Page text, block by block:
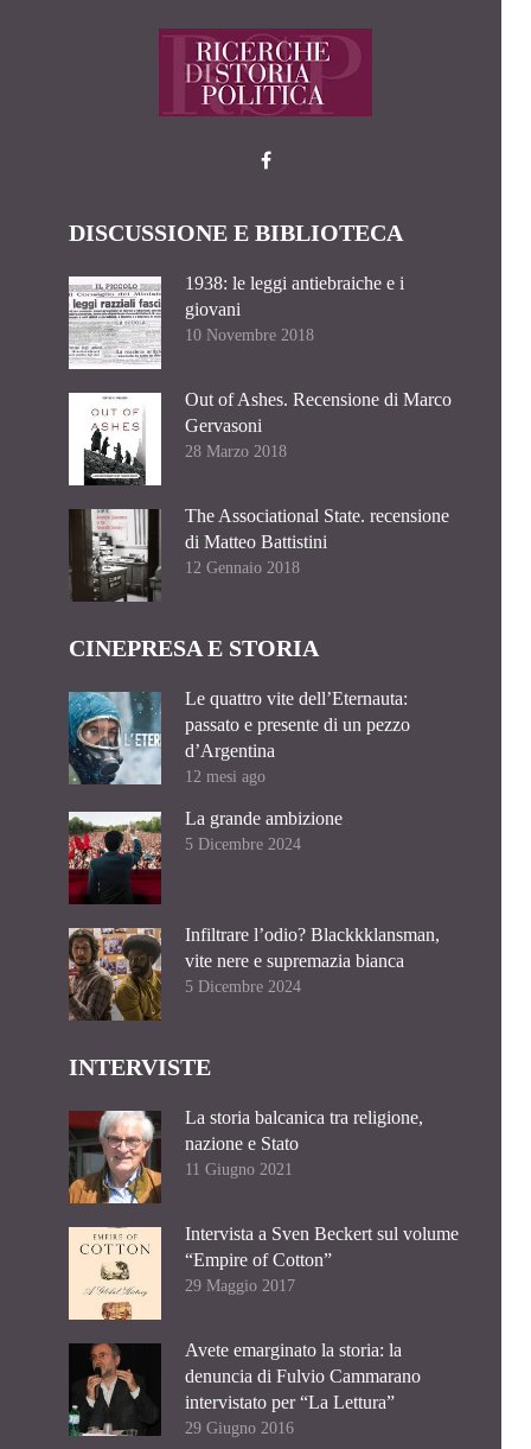
DISCUSSIONE E BIBLIOTECA
1938: le leggi antiebraiche e i
giovani
10 Novembre 2018
Out of Ashes. Recensione di Marco
Gervasoni
28 Marzo 2018
The Associational State. recensione
di Matteo Battistini
12 Gennaio 2018
CINEPRESA E STORIA
Le quattro vite dell’Eternauta:
passato e presente di un pezzo
d’Argentina
12 mesi ago
La grande ambizione
5 Dicembre 2024
Infiltrare l’odio? Blackkklansman,
vite nere e supremazia bianca
5 Dicembre 2024
INTERVISTE
La storia balcanica tra religione,
nazione e Stato
11 Giugno 2021
Intervista a Sven Beckert sul volume
“Empire of Cotton”
29 Maggio 2017
Avete emarginato la storia: la
denuncia di Fulvio Cammarano
intervistato per “La Lettura”
29 Giugno 2016